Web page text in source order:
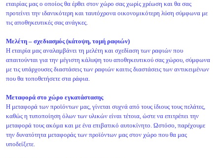
εταιρίας μας ο οποίος θα έρθει στον χώρο σας χωρίς χρέωση και θα σας
προτείνει την ιδανικότερη και ταυτόχρονα οικονομικότερη λύση σύμφωνα με
τις αποθηκευτικές σας ανάγκες.
Μελέτη – σχεδιασμός (κάτοψη, τομή ραφιών)
Η εταιρία μας αναλαμβάνει τη μελέτη και σχεδίαση των ραφιών που
απαιτούνται για την μέγιστη κάλυψη του αποθηκευτικού σας χώρου, σύμφωνα
με τις υπάρχουσες διαστάσεις των ραφιών καιτις διαστάσεις των αντικειμένων
που θα τοποθετήσετε στα ράφια.
Μεταφορά στο χώρο εγκατάστασης
Η μεταφορά των προϊόντων μας, γίνεται συχνά από τους ίδιους τους πελάτες,
καθώς η τυποποίηση όλων των υλικών είναι τέτοια, ώστε να επιτρέπει την
μεταφορά τους ακόμα και με ένα επιβατικό αυτοκίνητο. Ωστόσο, παρέχουμε
την δυνατότητα μεταφοράς των προϊόντων μας στον χώρο που θα μας
υποδείξετε.